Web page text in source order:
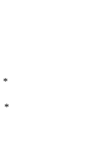
*
*